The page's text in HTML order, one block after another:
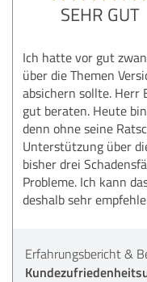
SEHR GUT
Ich hatte vor gut
über die Themen
absichern sollte. Herr
gut beraten. Heute
denn ohne seine
Unterstützung über
bisher drei
Probleme. Ich kann
deshalb sehr
Erfahrungsbericht &